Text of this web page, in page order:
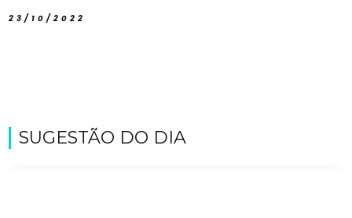
23/10/2022
SUGESTÃO DO DIA